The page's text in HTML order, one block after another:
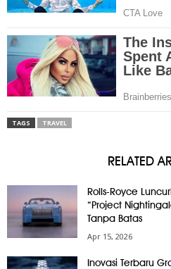
TAGS TRAVEL
RELATED
Rolls-Royce
“Project
Tanpa Batas
Apr 15, 2026
Inovasi Terbaru